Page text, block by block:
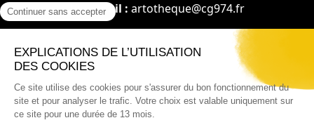
Via email : artotheque@cg974.fr